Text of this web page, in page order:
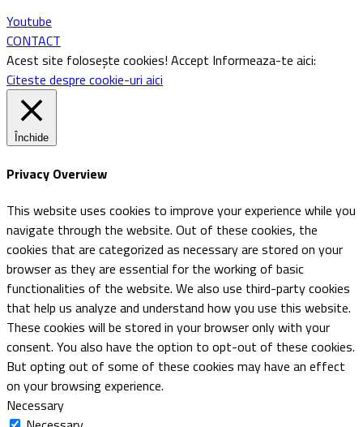
Youtube
CONTACT
Acest site folosește cookies! Accept Informeaza-te aici:
Citeste despre cookie-uri aici
Închide
Privacy Overview
This website uses cookies to improve your experience while you
navigate through the website. Out of these cookies, the
cookies that are categorized as necessary are stored on your
browser as they are essential for the working of basic
functionalities of the website. We also use third-party cookies
that help us analyze and understand how you use this website.
These cookies will be stored in your browser only with your
consent. You also have the option to opt-out of these cookies.
But opting out of some of these cookies may have an effect
on your browsing experience.
Necessary